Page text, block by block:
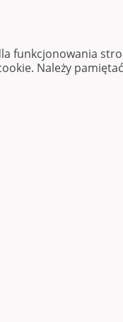
funkcjonowania
Należy